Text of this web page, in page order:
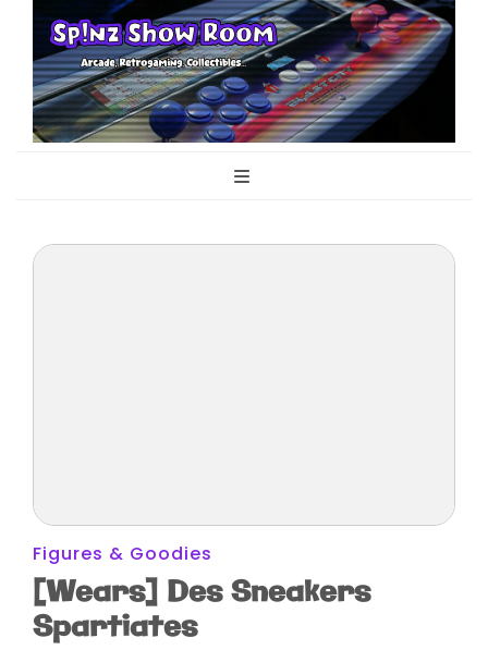
Sp!nz Show
Room
Figures & Goodies
[Wears] Des Sneakers
Spartiates